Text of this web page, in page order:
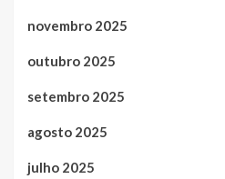
novembro 2025
outubro 2025
setembro 2025
agosto 2025
julho 2025